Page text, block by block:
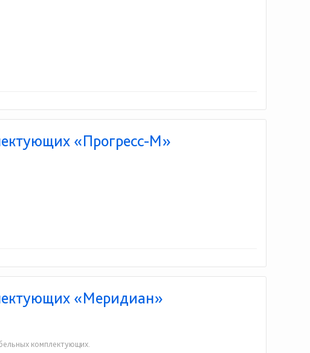
«Прогресс-М»
«Меридиан»
комплектующих.